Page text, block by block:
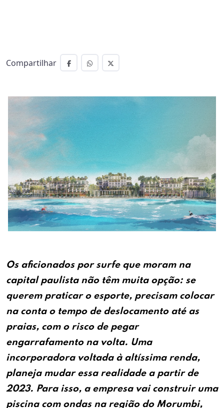
Compartilhar
Os aficionados por surfe que moram na
capital paulista não têm muita opção: se
querem praticar o esporte, precisam colocar
na conta o tempo de deslocamento até as
praias, com o risco de pegar
engarrafamento na volta. Uma
incorporadora voltada à altíssima renda,
planeja mudar essa realidade a partir de
2023. Para isso, a empresa vai construir uma
piscina com ondas na região do Morumbi,